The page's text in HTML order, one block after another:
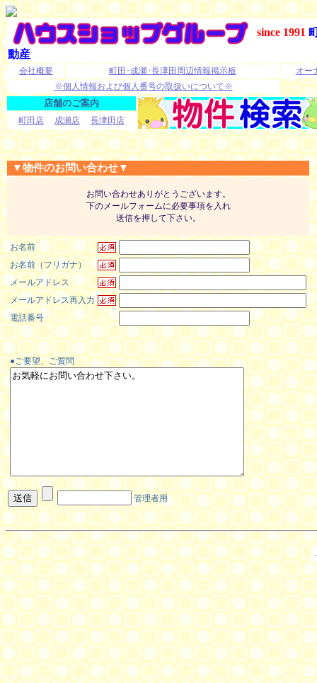
since 1991
動産
会社概要 町田･成瀬･長津田周辺情報掲示板
オー
※個人情報および個人番号の取扱いについて※
店舗のご案内
町田店 成瀬店 長津田店
▼物件のお問い合わせ▼
お問い合わせありがとうございます。
下のメールフォームに必要事項を入れ
送信を押して下さい。
お名前
お名前（フリガナ）
メールアドレス
メールアドレス再入力
電話番号
●ご要望、ご質問
管理者用